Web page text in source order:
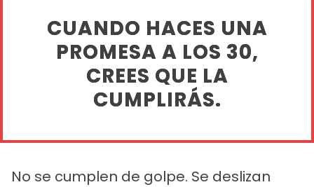
CUANDO HACES UNA
PROMESA A LOS 30,
CREES QUE LA
CUMPLIRÁS.
No se cumplen de golpe. Se deslizan